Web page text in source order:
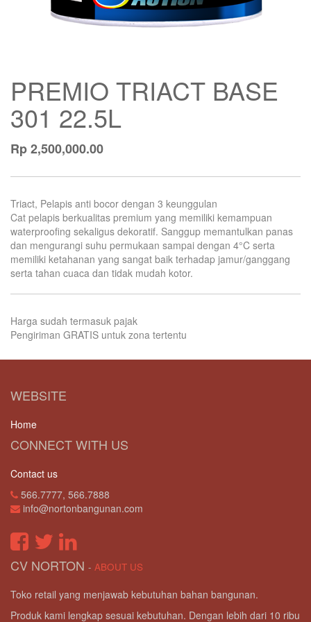
PREMIO TRIACT BASE
301 22.5L
Rp2,500,000.00
Triact, Pelapis anti bocor dengan 3 keunggulan
Cat pelapis berkualitas premium yang memiliki kemampuan
waterproofing sekaligus dekoratif. Sanggup memantulkan panas
dan mengurangi suhu permukaan sampai dengan 4°C serta
memiliki ketahanan yang sangat baik terhadap jamur/ganggang
serta tahan cuaca dan tidak mudah kotor.
Harga sudah termasuk pajak
Pengiriman GRATIS untuk zona tertentu
WEBSITE
Home
CONNECT WITH US
Contact us
566.7777, 566.7888
info@nortonbangunan.com
CV NORTON - ABOUT US
Toko retail yang menjawab kebutuhan bahan bangunan.
Produk kami lengkap sesuai kebutuhan. Dengan lebih dari 10 ribu